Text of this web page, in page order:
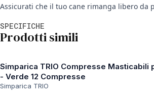
Assicurati che il tuo cane rimanga libero da
SPECIFICHE
Prodotti simili
Simparica TRIO Compresse Masticabili
- Verde 12 Compresse
Simparica TRIO